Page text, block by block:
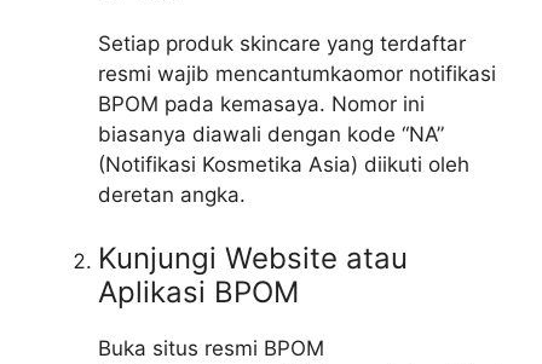
Setiap produk skincare yang terdaftar
resmi wajib mencantumkaomor notifikasi
BPOM pada kemasaya. Nomor ini
biasanya diawali dengan kode “NA”
(Notifikasi Kosmetika Asia) diikuti oleh
deretan angka.
Kunjungi Website atau
Aplikasi BPOM
Buka situs resmi BPOM